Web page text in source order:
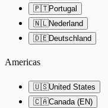
🇵🇹Portugal
🇳🇱Nederland
🇩🇪Deutschland
Americas
🇺🇸United States
🇨🇦Canada (EN)